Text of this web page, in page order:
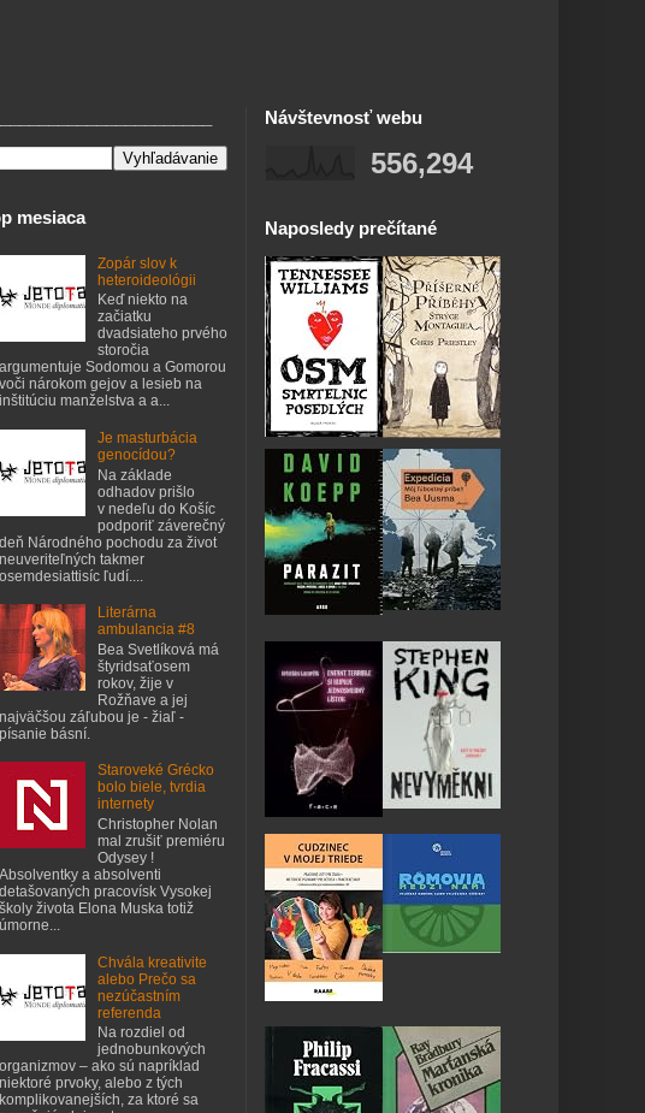
mesiaca
Zopár slov k
heteroideológii
Keď niekto na
začiatku
dvadsiateho prvého
storočia
argumentuje Sodomou a Gomorou
voči nárokom gejov a lesieb na
inštitúciu manželstva a a...
Je masturbácia
genocídou?
Na základe
odhadov prišlo
v nedeľu do Košíc
podporiť záverečný
deň Národného pochodu za život
neuveriteľných takmer
osemdesiattisíc ľudí....
Literárna
ambulancia #8
Bea Svetlíková má
štyridsaťosem
rokov, žije v
Rožňave a jej
najväčšou záľubou je - žiaľ -
písanie básní.
Staroveké Grécko
bolo biele, tvrdia
internety
Christopher Nolan
mal zrušiť premiéru
Odysey !
Absolventky a absolventi
detašovaných pracovísk Vysokej
školy života Elona Muska totiž
úmorne...
Chvála kreativite
alebo Prečo sa
nezúčastním
referenda
Na rozdiel od
jednobunkových
organizmov – ako sú napríklad
niektoré prvoky, alebo z tých
komplikovanejších, za ktoré sa
Návštevnosť webu
556,294
Naposledy prečítané